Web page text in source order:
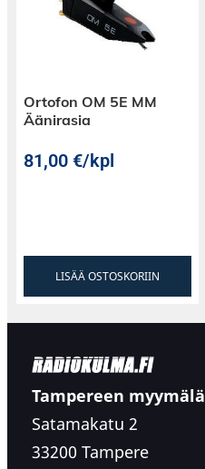
Ortofon OM 5E MM
Äänirasia
81,00€/kpl
LISÄÄ OSTOSKORIIN
Tampereen myymälä
Satamakatu 2
33200 Tampere